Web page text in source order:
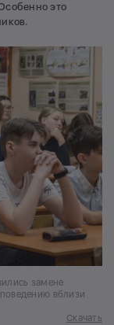
это
замене
вблизи
Скачать